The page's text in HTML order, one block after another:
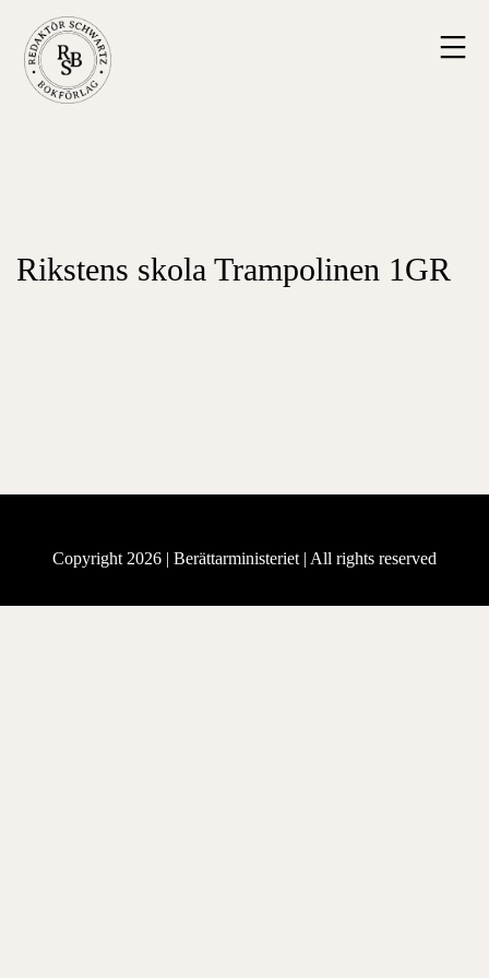
Hoppa
innehåll
Redaktör
Schwartz
Rikstens skola Trampolinen 1GR
Copyright 2026 | Berättarministeriet | All rights reserved